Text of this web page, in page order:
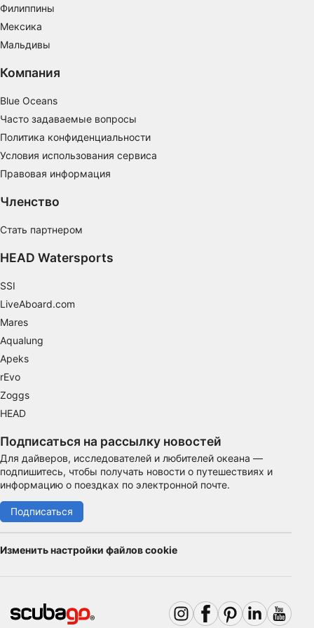
Филиппины
Мексика
Мальдивы
Компания
Blue Oceans
Часто задаваемые вопросы
Политика конфиденциальности
Условия использования сервиса
Правовая информация
Членство
Стать партнером
HEAD Watersports
SSI
LiveAboard.com
Mares
Aqualung
Apeks
rEvo
Zoggs
HEAD
Подписаться на рассылку новостей
Для дайверов, исследователей и любителей океана —
подпишитесь, чтобы получать новости о путешествиях и
информацию о поездках по электронной почте.
Подписаться
Изменить настройки файлов cookie
Определение эффективности контента
статистики или комбинации данных из
Использование ограниченных данных для
Специальные возможности IAB:
Использование точных данных геолокации
Идентификация устройств на основе
Цели обработки, не относящиеся к МВА:
Необходимо
функциональная
реклама